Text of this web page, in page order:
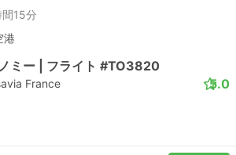
間15分
港
ミー | フライト #TO3820
France 5.0